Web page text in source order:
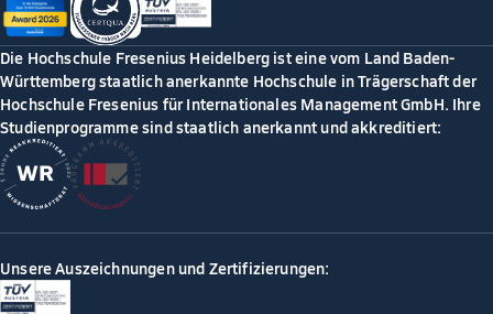
Die Hochschule Fresenius Heidelberg ist eine vom Land Baden-
Württemberg staatlich anerkannte Hochschule in Trägerschaft der
Hochschule Fresenius für Internationales Management GmbH. Ihre
Studienprogramme sind staatlich anerkannt und akkreditiert:
Unsere Auszeichnungen und Zertifizierungen: